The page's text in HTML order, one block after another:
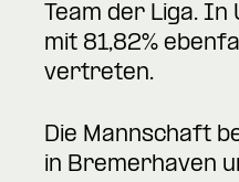
Team der Liga.
mit 81,82%
vertreten.
Die Mannschaft
in Bremerhaven